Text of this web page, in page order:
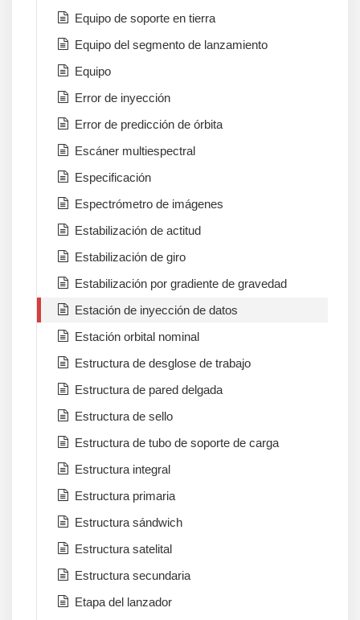
Equipo de soporte en tierra
Equipo del segmento de lanzamiento
Equipo
Error de inyección
Error de predicción de órbita
Escáner multiespectral
Especificación
Espectrómetro de imágenes
Estabilización de actitud
Estabilización de giro
Estabilización por gradiente de gravedad
Estación de inyección de datos
Estación orbital nominal
Estructura de desglose de trabajo
Estructura de pared delgada
Estructura de sello
Estructura de tubo de soporte de carga
Estructura integral
Estructura primaria
Estructura sándwich
Estructura satelital
Estructura secundaria
Etapa del lanzador